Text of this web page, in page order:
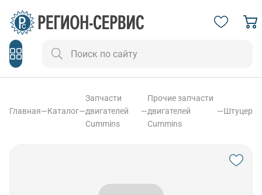
Главная—Каталог—
Запчасти
двигателей
Cummins
—
Прочие запчасти
двигателей
Cummins
—Штуцер